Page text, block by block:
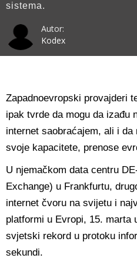
sistema.
Autor:
Kodex
Zapadnoevropski provajderi
ipak tvrde da mogu da izađu
internet saobraćajem, ali i
svoje kapacitete, prenose
U njemačkom data centru
Exchange) u Frankfurtu,
internet čvoru na svijetu i
platformi u Evropi, 15. marta
svjetski rekord u protoku
sekundi.